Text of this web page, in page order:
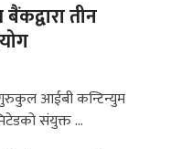
तीन
गुरुकुल आईबी कन्टिन्युम
संयुक्त …